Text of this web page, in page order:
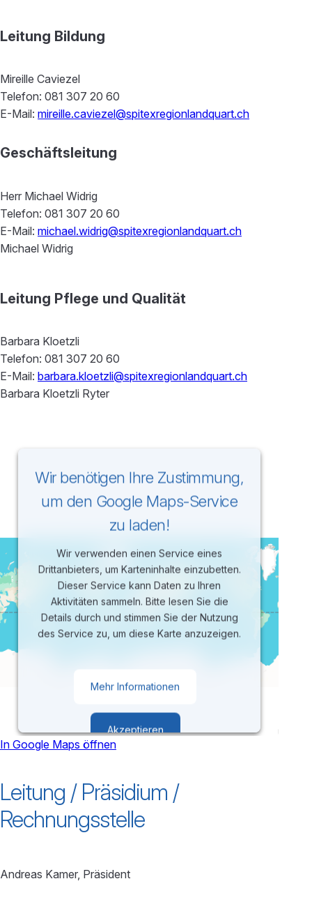
Leitung Bildung
Mireille Caviezel
Telefon: 081 307 20 60
E-Mail: mireille.caviezel@spitexregionlandquart.ch
Geschäftsleitung
Herr Michael Widrig
Telefon: 081 307 20 60
E-Mail: michael.widrig@spitexregionlandquart.ch
Michael Widrig
Leitung Pflege und Qualität
Barbara Kloetzli
Telefon: 081 307 20 60
E-Mail: barbara.kloetzli@spitexregionlandquart.ch
Barbara Kloetzli Ryter
Wir benötigen Ihre Zustimmung,
um den Google Maps-Service
zu laden!
Wir verwenden einen Service eines
Drittanbieters, um Karteninhalte einzubetten.
Dieser Service kann Daten zu Ihren
Aktivitäten sammeln. Bitte lesen Sie die
Details durch und stimmen Sie der Nutzung
des Service zu, um diese Karte anzuzeigen.
Mehr Informationen
Akzeptieren
Management Platform
In Google Maps öffnen
Leitung / Präsidium /
Rechnungsstelle
Andreas Kamer, Präsident